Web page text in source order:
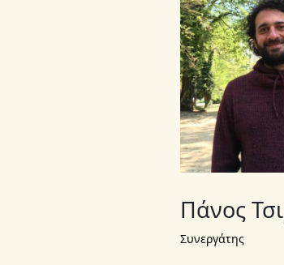
Πάνος
Συνεργάτης